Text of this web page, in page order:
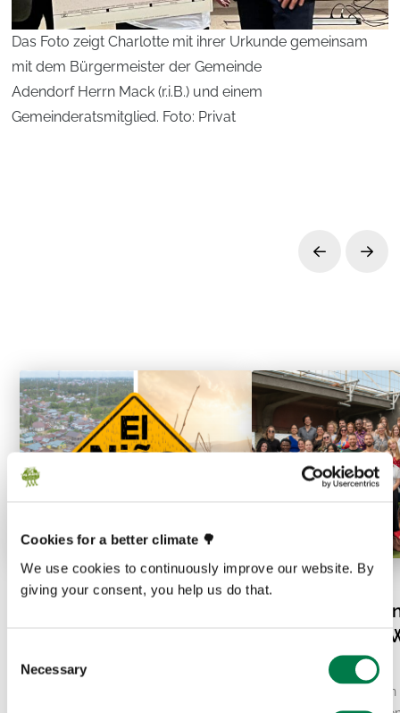
Cookies for a better climate 🌳
We use cookies to continuously improve our website. By
giving your consent, you help us do that.
Selection
Necessary
Das Foto zeigt Charlotte mit ihrer Urkunde gemeinsam
mit dem Bürgermeister der Gemeinde
Adendorf Herrn Mack (r.i.B.) und einem
Gemeinderatsmitglied. Foto: Privat
Prev Next
07.20.26
wirklich dahinter?
07.15.26
Plant-for-the-
vereint: Globale
lokale Resilienz
Vom 9. bis 12. Juli